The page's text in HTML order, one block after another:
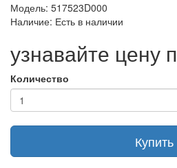
Модель: 517523D000
Наличие: Есть в наличии
узнавайте цену
Количество
Купить